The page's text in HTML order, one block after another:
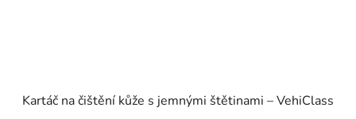
Kartáč na čištění kůže s jemnými štětinami – VehiClass